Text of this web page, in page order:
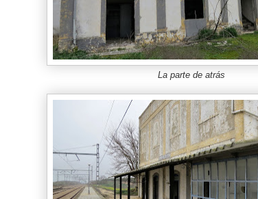
La parte de atrás